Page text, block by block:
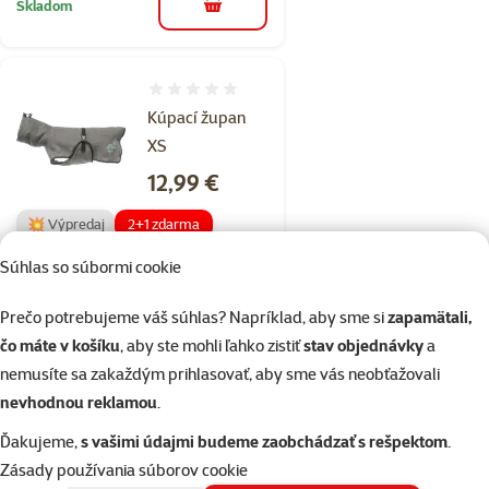
Súhlas so súbormi cookie
Prečo potrebujeme váš súhlas? Napríklad, aby sme sizapamätali,
čo máte v košíku, aby ste mohli ľahko zistiťstav objednávkya
nemusíte sa zakaždým prihlasovať, aby sme vás neobťažovali
nevhodnou reklamou.
Ďakujeme,s vašimi údajmi budeme zaobchádzať s rešpektom.
Zásady používania súborov cookie
Skladom do košíka
Kúpací župan
XS
Cena
12,99 €
💥 Výpredaj 2+1 zdarma
2+1
Skladom do košíka
Kúpací župan S
Hodnotenie 0%